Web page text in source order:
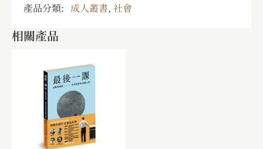
產品分類: 成人叢書, 社會
相關產品